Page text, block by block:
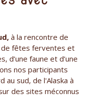
à la rencontre de
de fêtes ferventes et
d’une faune et d’une
nos participants
au sud, de l'Alaska à
des sites méconnus